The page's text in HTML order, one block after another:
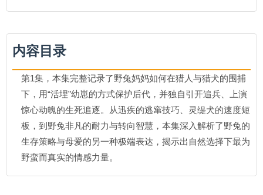
内容目录
第1集，本集完整记录了野兔妈妈如何在猎人与猎犬的围捕
下，用“活埋”幼崽的方式保护后代，并独自引开追兵、上演
惊心动魄的生死追逐。从迅疾的逃窜技巧、灵缇犬的速度短
板，到野兔非凡的耐力与转向智慧，本集深入解析了野兔的
生存策略与母爱的另一种极端表达，揭示出自然选择下最为
野蛮而真实的情感力量。